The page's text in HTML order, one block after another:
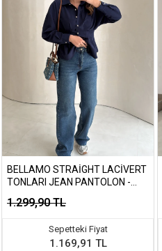
BELLAMO STRAIGHT LACIVERT
TONLARI JEAN PANTOLON -
1.299,90 TL
Sepetteki Fiyat
1.169,91 TL